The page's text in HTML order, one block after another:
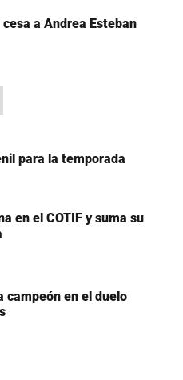
cesa a Andrea Esteban
para la temporada
en el COTIF y suma su
campeón en el duelo